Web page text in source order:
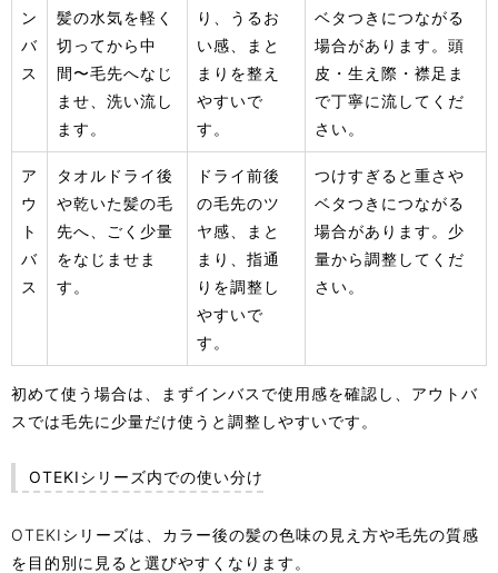
ン
バ
ス
髪の水気を軽く
切ってから中
間〜毛先へなじ
ませ、洗い流し
ます。
り、うるお
い感、まと
まりを整え
やすいで
す。
ベタつきにつながる
場合があります。頭
皮・生え際・襟足ま
で丁寧に流してくだ
さい。
ア
ウ
ト
バ
ス
タオルドライ後
や乾いた髪の毛
先へ、ごく少量
をなじませま
す。
ドライ前後
の毛先のツ
ヤ感、まと
まり、指通
りを調整し
やすいで
す。
つけすぎると重さや
ベタつきにつながる
場合があります。少
量から調整してくだ
さい。
初めて使う場合は、まずインバスで使用感を確認し、アウトバ
スでは毛先に少量だけ使うと調整しやすいです。
OTEKIシリーズ内での使い分け
OTEKIシリーズは、カラー後の髪の色味の見え方や毛先の質感
を目的別に見ると選びやすくなります。